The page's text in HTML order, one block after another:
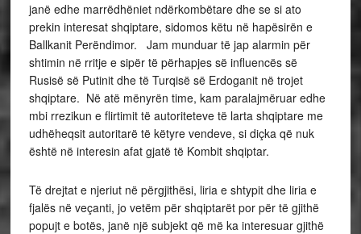
janë edhe marrëdhëniet ndërkombëtare dhe se si ato
prekin interesat shqiptare, sidomos këtu në hapësirën e
Ballkanit Perëndimor. Jam munduar të jap alarmin për
shtimin në rritje e sipër të përhapjes së influencës së
Rusisë së Putinit dhe të Turqisë së Erdoganit në trojet
shqiptare. Në atë mënyrën time, kam paralajmëruar edhe
mbi rrezikun e flirtimit të autoriteteve të larta shqiptare me
udhëheqsit autoritarë të këtyre vendeve, si diçka që nuk
është në interesin afat gjatë të Kombit shqiptar.
Të drejtat e njeriut në përgjithësi, liria e shtypit dhe liria e
fjalës në veçanti, jo vetëm për shqiptarët por për të gjithë
popujt e botës, janë një subjekt që më ka interesuar gjithë